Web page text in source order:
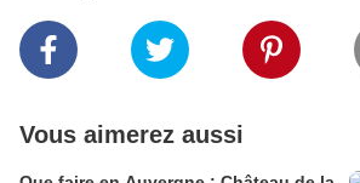
Vous aimerez aussi